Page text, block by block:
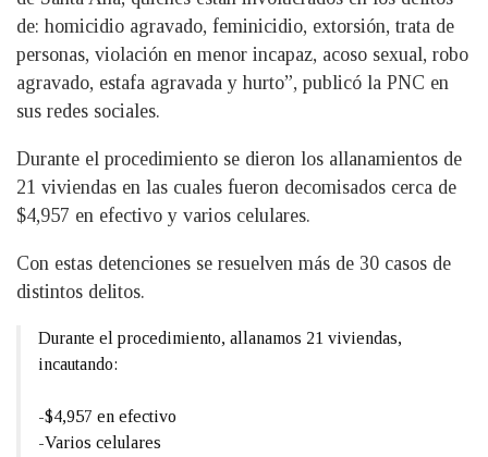
de: homicidio agravado, feminicidio, extorsión, trata de
personas, violación en menor incapaz, acoso sexual, robo
agravado, estafa agravada y hurto”, publicó la PNC en
sus redes sociales.
Durante el procedimiento se dieron los allanamientos de
21 viviendas en las cuales fueron decomisados cerca de
$4,957 en efectivo y varios celulares.
Con estas detenciones se resuelven más de 30 casos de
distintos delitos.
Durante el procedimiento, allanamos 21 viviendas,
incautando:
-$4,957 en efectivo
-Varios celulares